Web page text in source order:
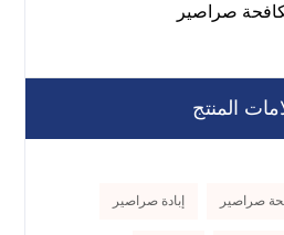
صراصير
المنتج
صراصير إبادة صراصير